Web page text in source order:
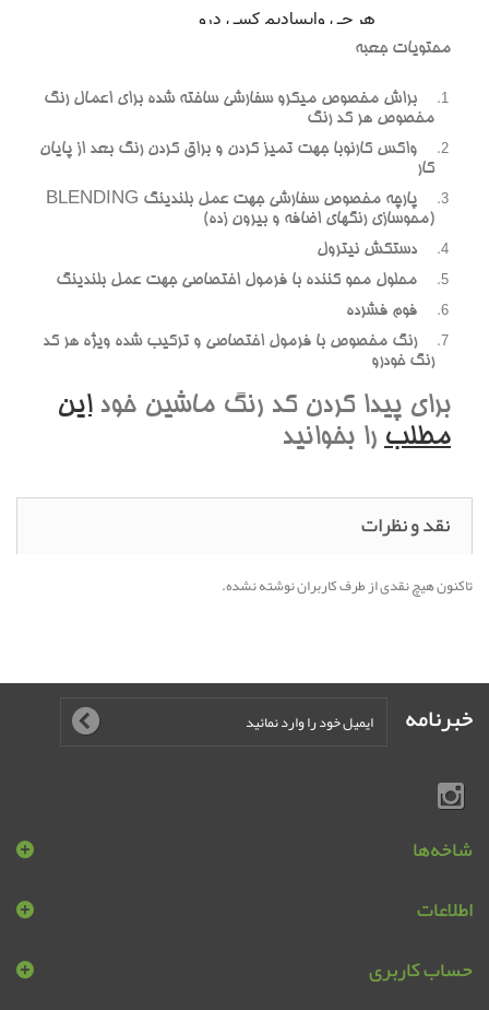
محتويات جعبه
براش مخصوص ميکرو سفارشي ساخته شده براي اعمال رنگ
مخصوص هر کد رنگ
واکس کارنوبا جهت تميز کردن و براق کردن رنگ بعد از پايان
کار
پارچه مخصوص سفارشي جهت عمل بلندينگ BLENDING
(محوسازي رنگهاي اضافه و بيرون زده)
دستکش نيترول
محلول محو کننده با فرمول اختصاصي جهت عمل بلندينگ
فوم فشرده
رنگ مخصوص با فرمول اختصاصي و ترکيب شده ويژه هر کد
رنگ خودرو
براي پيدا کردن کد رنگ ماشين خوداين
مطلب را بخوانيد
نقد و نظرات
تاکنون هیچ نقدی از طرف کاربران نوشته نشده.
خبرنامه
شاخه‌ها
اطلاعات
حساب کاربری